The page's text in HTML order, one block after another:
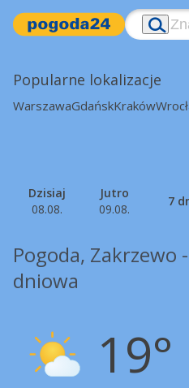
Popularne lokalizacje
WarszawaGdańskKraków
Dzisiaj
08.08.
Jutro
09.08.
7
Pogoda, Zakrzewo
dniowa
19°